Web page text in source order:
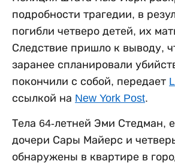
подробности трагедии, в
погибли четверо детей, их
Следствие пришло к выводу,
заранее спланировали
покончили с собой, передает
ссылкой на New York Post.
Тела 64-летней Эми Стедман,
дочери Сары Майерс и
обнаружены в квартире в